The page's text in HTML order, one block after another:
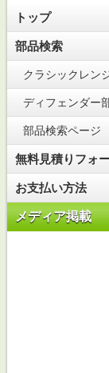
トップ
部品検索
クラシックレン
ディフェンダー
部品検索ページ
無料見積りフォ
お支払い方法
メディア掲載